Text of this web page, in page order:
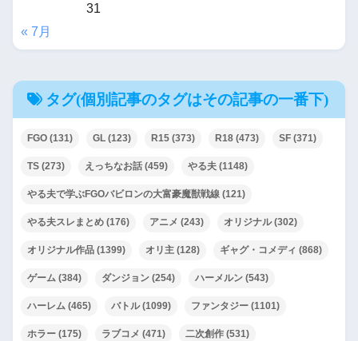
31
« 7月
タグ(個別記事のタグはその記事の一番下)
FGO (131) GL (123) R15 (373) R18 (473) SF (371)
TS (273) えっちなお話 (459) やる夫 (1148)
やる夫で学ぶFGOバビロンの大富豪魔獣戦線 (121)
やる夫スレまとめ (176) アニメ (243) オリジナル(302)
オリジナル作品 (1399) オリ主 (128) ギャグ・コメディ (868)
ゲーム (384) ダンジョン (254) ハーメルン (543)
ハーレム (465) バトル(1099) ファンタジー (1101)
ホラー (175) ラブコメ (471) 二次創作 (531)